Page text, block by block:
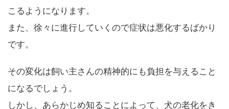
こるようになります。
また、徐々に進行していくので症状は悪化するばかり
です。
その変化は飼い主さんの精神的にも負担を与えること
になるでしょう。
しかし、あらかじめ知ることによって、犬の老化をき